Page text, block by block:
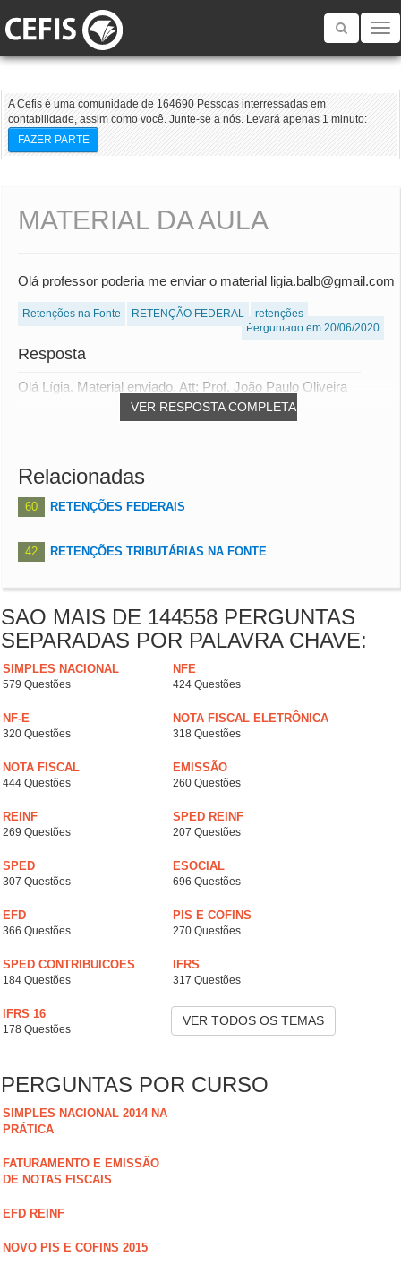
Toggle
A Cefis é uma comunidade de 164690 Pessoas interressadas em
contabilidade, assim como você. Junte-se a nós. Levará apenas 1 minuto:
FAZER PARTE
MATERIAL DA AULA
Olá professor poderia me enviar o material ligia.balb@gmail.com
Retenções na Fonte RETENÇÃO FEDERAL
retenções
Perguntado em 20/06/2020
Resposta
VER RESPOSTA COMPLETA
Olá Lígia. Material enviado. Att; Prof. João Paulo Oliveira
Relacionadas
60 RETENÇÕES FEDERAIS
42 RETENÇÕES TRIBUTÁRIAS NA FONTE
SAO MAIS DE 144558 PERGUNTAS
SEPARADAS POR PALAVRA CHAVE:
SIMPLES NACIONAL
579 Questões
NFE
424 Questões
NF-E
320 Questões
NOTA FISCAL ELETRÔNICA
318 Questões
NOTA FISCAL
444 Questões
EMISSÃO
260 Questões
REINF
269 Questões
SPED REINF
207 Questões
SPED
307 Questões
ESOCIAL
696 Questões
EFD
366 Questões
PIS E COFINS
270 Questões
SPED CONTRIBUICOES
184 Questões
IFRS
317 Questões
IFRS 16
178 Questões
VER TODOS OS TEMAS
PERGUNTAS POR CURSO
SIMPLES NACIONAL 2014 NA
PRÁTICA
FATURAMENTO E EMISSÃO
DE NOTAS FISCAIS
EFD REINF
NOVO PIS E COFINS 2015